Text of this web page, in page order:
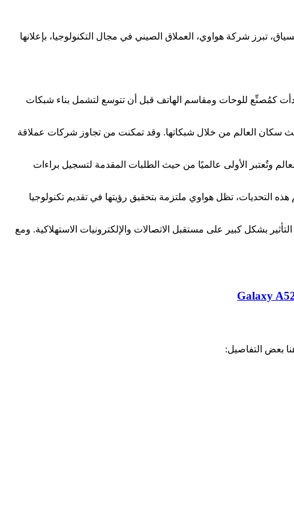
تبرز شركة هواوي، العملاق الصيني في مجال التكنولوجيا، بإعلانها
تأسست في عام 1987 بواسطة رن تشنغ فاي، وقد بدأت كمُصنِّع للوحات ومقاسم الهاتف قبل أن تتوسع لتشمل بناء شبكات
من أكبر الشركات في العالم في مجال الاتصالات. لديها حضور في أكثر من 170 دولة، وتخدم ثلث سكان العالم من خلال شبكاتها. وقد تمكنت من تجاوز شركات عملاقة
سنويًا في هذا المجال. لديها 21 معهدًا للبحث والتطوير حول العالم وتُعتبر الأولى عالميًا من حيث الطلبات المقدمة لتسجيل براءات
التحديات، تظل هواوي ملتزمة بتحقيق رؤيتها في تقديم تكنولوجيا
بشكل كبير على مستقبل الاتصالات والإلكترونيات الاستهلاكية. ومع